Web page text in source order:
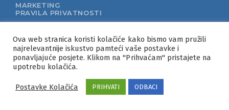
MARKETING
PRAVILA PRIVATNOSTI
Ova web stranica koristi kolačiće kako bismo vam pružili
najrelevantnije iskustvo pamteći vaše postavke i
ponavljajuće posjete. Klikom na "Prihvaćam" pristajete na
upotrebu kolačića.
Postavke Kolačića PRIHVATI ODBACI